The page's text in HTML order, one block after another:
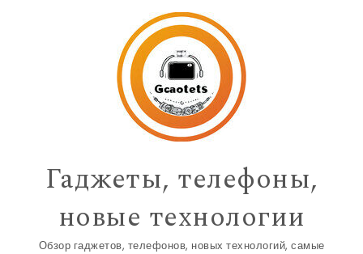
Гаджеты, телефоны,
новые технологии
Обзор гаджетов, телефонов, новых технологий, самые